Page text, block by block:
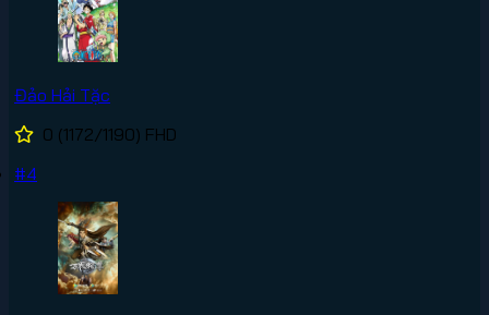
Đảo Hải Tặc
0 (1172/1190) FHD
#4